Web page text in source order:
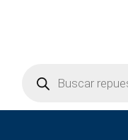
productos